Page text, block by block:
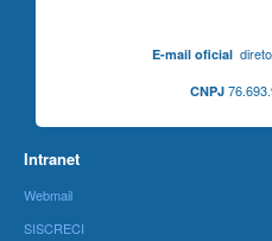
E-mail oficial
CNPJ
Intranet
Webmail
SISCRECI